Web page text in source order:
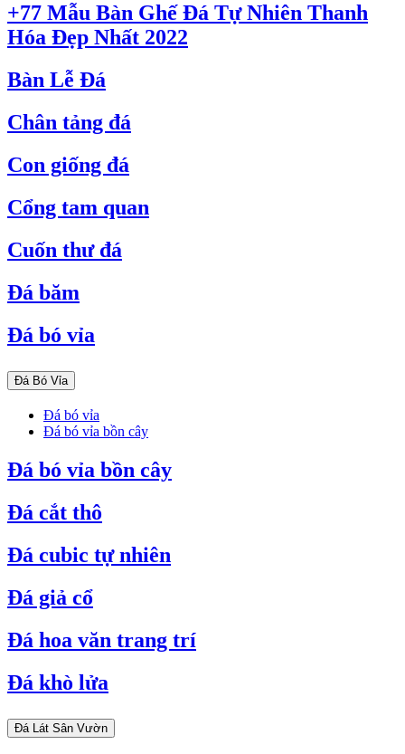
+77 Mẫu Bàn Ghế Đá Tự Nhiên Thanh
Hóa Đẹp Nhất 2022
Bàn Lễ Đá
Chân tảng đá
Con giống đá
Cổng tam quan
Cuốn thư đá
Đá băm
Đá bó vỉa
Đá Bó Vỉa
Đá bó vỉa
Đá bó vỉa bồn cây
Đá bó vỉa bồn cây
Đá cắt thô
Đá cubic tự nhiên
Đá giả cổ
Đá hoa văn trang trí
Đá khò lửa
Đá Lát Sân Vườn